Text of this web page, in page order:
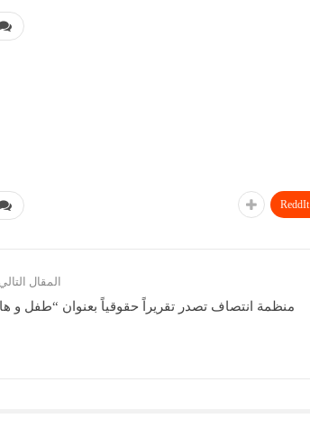
ReddIt
المقال التالي
منظمة انتصاف تصدر تقريراً حقوقياً بعنوان “طفل و